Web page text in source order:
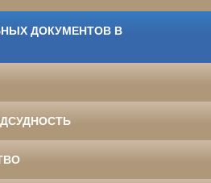
ДОКУМЕНТОВ В